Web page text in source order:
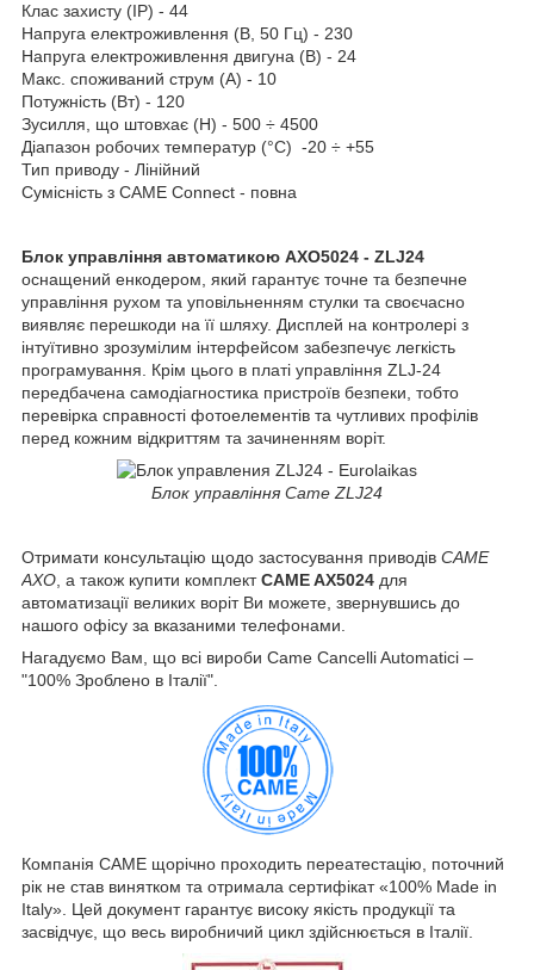
Клас захисту (IP) - 44
Напруга електроживлення (В, 50 Гц) - 230
Напруга електроживлення двигуна (В) - 24
Макс. споживаний струм (A) - 10
Потужність (Вт) - 120
Зусилля, що штовхає (Н) - 500 ÷ 4500
Діапазон робочих температур (°C) -20 ÷ +55
Тип приводу - Лінійний
Сумісність з CAME Connect - повна
Блок управління автоматикою AXO5024 - ZLJ24
оснащений енкодером, який гарантує точне та безпечне
управління рухом та уповільненням стулки та своєчасно
виявляє перешкоди на її шляху. Дисплей на контролері з
інтуїтивно зрозумілим інтерфейсом забезпечує легкість
програмування. Крім цього в платі управління ZLJ-24
передбачена самодіагностика пристроїв безпеки, тобто
перевірка справності фотоелементів та чутливих профілів
перед кожним відкриттям та зачиненням воріт.
Блок управління Came ZLJ24
Отримати консультацію щодо застосування приводів CAME
AXO, а також купити комплектCAME AX5024 для
автоматизації великих воріт Ви можете, звернувшись до
нашого офісу за вказаними телефонами.
Нагадуємо Вам, що всі вироби Came Cancelli Automatici –
"100% Зроблено в Італії".
Компанія CAME щорічно проходить переатестацію, поточний
рік не став винятком та отримала сертифікат «100% Made in
Italy». Цей документ гарантує високу якість продукції та
засвідчує, що весь виробничий цикл здійснюється в Італії.